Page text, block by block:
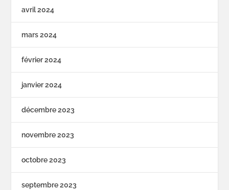
avril 2024
mars 2024
février 2024
janvier 2024
décembre 2023
novembre 2023
octobre 2023
septembre 2023